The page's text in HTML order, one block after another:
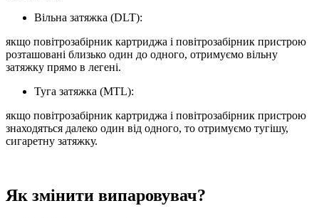
Вільна затяжка (DLT):
якщо повітрозабірник картриджа і повітрозабірник пристрою
розташовані близько один до одного, отримуємо вільну
затяжку прямо в легені.
Туга затяжка (MTL):
якщо повітрозабірник картриджа і повітрозабірник пристрою
знаходяться далеко один від одного, то отримуємо тугішу,
сигаретну затяжку.
Як змінити випаровувач?